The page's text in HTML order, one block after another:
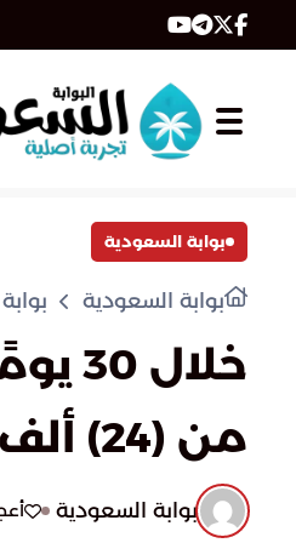
بوابة السعودية
بوابة السعودية
من (24) ألف مستفيد
بوابة السعودية